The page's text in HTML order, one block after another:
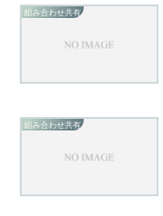
組み合わせ共有
組み合わせ共有